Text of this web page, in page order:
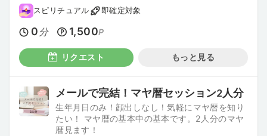
スピリチュアル 即確定対象
0 分 1,500P
リクエスト もっと見る
メールで完結！マヤ暦セッション2人分
生年月日のみ！顔出しなし！気軽にマヤ暦を知り
たい！ マヤ暦の基本中の基本です。2人分のマヤ
暦見ます！